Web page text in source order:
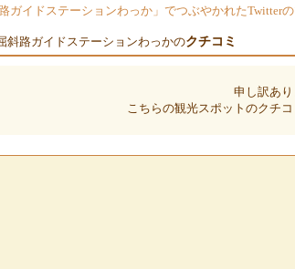
路ガイドステーションわっか」でつぶやかれたTwitter
斜路ガイドステーションわっかのクチコミ
申し訳あり
こちらの観光スポットのクチ